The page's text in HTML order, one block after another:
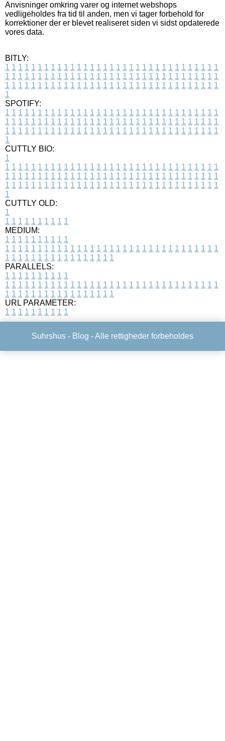
Anvisninger omkring varer og internet webshops
vedligeholdes fra tid til anden, men vi tager forbehold for
korrektioner der er blevet realiseret siden vi sidst opdaterede
vores data.
BITLY:
1 1 1 1 1 1 1 1 1 1 1 1 1 1 1 1 1 1 1 1 1 1 1 1 1 1 1 1 1 1 1 1 1
1 1 1 1 1 1 1 1 1 1 1 1 1 1 1 1 1 1 1 1 1 1 1 1 1 1 1 1 1 1 1 1 1
1 1 1 1 1 1 1 1 1 1 1 1 1 1 1 1 1 1 1 1 1 1 1 1 1 1 1 1 1 1 1 1 1
1
SPOTIFY:
1 1 1 1 1 1 1 1 1 1 1 1 1 1 1 1 1 1 1 1 1 1 1 1 1 1 1 1 1 1 1 1 1
1 1 1 1 1 1 1 1 1 1 1 1 1 1 1 1 1 1 1 1 1 1 1 1 1 1 1 1 1 1 1 1 1
1 1 1 1 1 1 1 1 1 1 1 1 1 1 1 1 1 1 1 1 1 1 1 1 1 1 1 1 1 1 1 1 1
1
CUTTLY BIO:
1
1 1 1 1 1 1 1 1 1 1 1 1 1 1 1 1 1 1 1 1 1 1 1 1 1 1 1 1 1 1 1 1 1
1 1 1 1 1 1 1 1 1 1 1 1 1 1 1 1 1 1 1 1 1 1 1 1 1 1 1 1 1 1 1 1 1
1 1 1 1 1 1 1 1 1 1 1 1 1 1 1 1 1 1 1 1 1 1 1 1 1 1 1 1 1 1 1 1 1
1
CUTTLY OLD:
1
1 1 1 1 1 1 1 1 1 1
MEDIUM:
1 1 1 1 1 1 1 1 1 1
1 1 1 1 1 1 1 1 1 1 1 1 1 1 1 1 1 1 1 1 1 1 1 1 1 1 1 1 1 1 1 1 1
1 1 1 1 1 1 1 1 1 1 1 1 1 1 1 1 1
PARALLELS:
1 1 1 1 1 1 1 1 1 1
1 1 1 1 1 1 1 1 1 1 1 1 1 1 1 1 1 1 1 1 1 1 1 1 1 1 1 1 1 1 1 1 1
1 1 1 1 1 1 1 1 1 1 1 1 1 1 1 1 1
URL PARAMETER:
1 1 1 1 1 1 1 1 1 1
Suhrshus - Blog - Alle rettigheder forbeholdes